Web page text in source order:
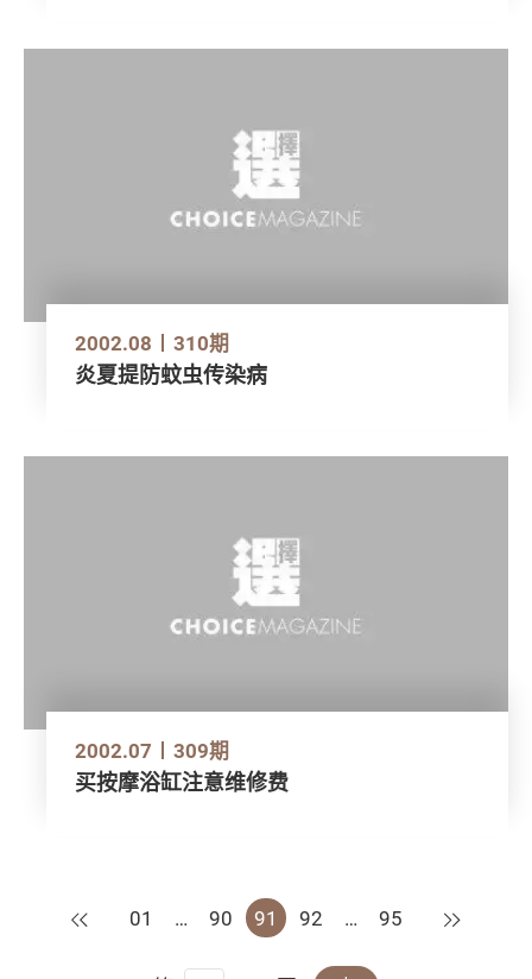
2002.08 310期
炎夏提防蚊虫传染病
2002.07 309期
买按摩浴缸注意维修费
上一页
01 … 90 91 92 … 95 下一页